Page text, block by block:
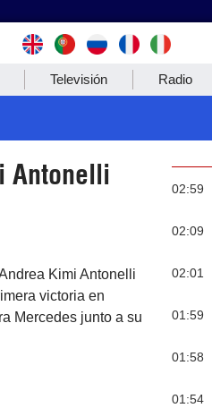
Televisión Radio
Antonelli
Kimi Antonelli
victoria en
Mercedes junto a su
02:59
02:09
02:01
01:59
01:58
01:54